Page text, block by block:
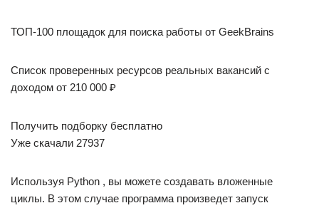
ТОП-100 площадок для поиска работы от GeekBrains
Список проверенных ресурсов реальных вакансий с
доходом от 210 000 ₽
Получить подборку бесплатно
Уже скачали 27937
Используя Python , вы можете создавать вложенные
циклы. В этом случае программа произведет запуск